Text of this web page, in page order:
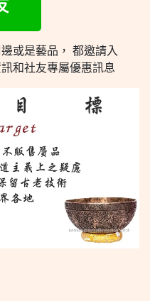
或是藝品， 都邀請入
和社友專屬優惠訊息